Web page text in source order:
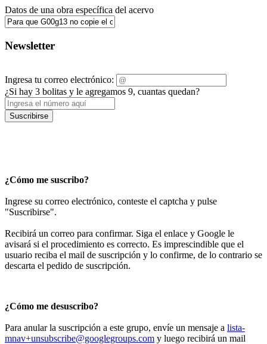
Datos de una obra específica del acervo
Newsletter
Ingresa tu correo electrónico:
¿Si hay 3 bolitas y le agregamos 9, cuantas quedan?
Suscribirse
¿Cómo me suscribo?
Ingrese su correo electrónico, conteste el captcha y pulse
"Suscribirse".
Recibirá un correo para confirmar. Siga el enlace y Google le
avisará si el procedimiento es correcto. Es imprescindible que el
usuario reciba el mail de suscripción y lo confirme, de lo contrario se
descarta el pedido de suscripción.
¿Cómo me desuscribo?
Para anular la suscripción a este grupo, envíe un mensaje a lista-
mnav+unsubscribe@googlegroups.com y luego recibirá un mail